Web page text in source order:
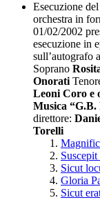
Esecuzione
orchestra in
01/02/2002
esecuzione in
sull’autografo
Soprano
Onorati
Leoni Coro e
Musica “G.B.
direttore:
Torelli
Suscepit
Sicut
Gloria
Sicut